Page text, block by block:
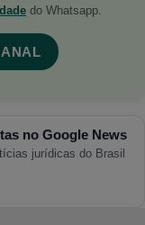
do Whatsapp.
no Google News
jurídicas do Brasil